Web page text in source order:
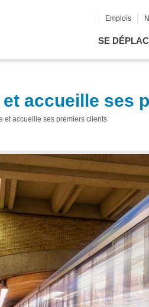
SE
Emplois
accueille ses
et accueille ses premiers clients